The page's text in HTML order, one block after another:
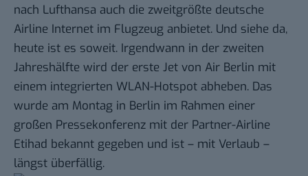
nach Lufthansa auch die zweitgrößte deutsche
Airline Internet im Flugzeug anbietet. Und siehe da,
heute ist es soweit. Irgendwann in der zweiten
Jahreshälfte wird der erste Jet von Air Berlin mit
einem integrierten WLAN-Hotspot abheben. Das
wurde am Montag in Berlin im Rahmen einer
großen Pressekonferenz mit der Partner-Airline
Etihad bekannt gegeben und ist – mit Verlaub –
längst überfällig.